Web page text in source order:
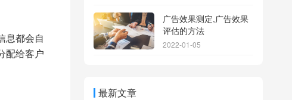
息都会自
配给客户
广告效果测定,广告效果
评估的方法
2022-01-05
最新文章